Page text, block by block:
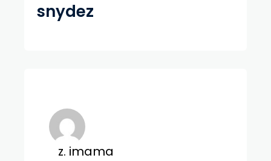
snydez
z. imama